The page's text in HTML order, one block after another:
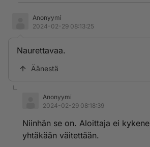
Anonyymi
2024-02-29 08:13:25
Naurettavaa.
Äänestä
Anonyymi
2024-02-29 08:18:39
Niinhän se on. Aloittaja ei
yhtäkään väitettään.